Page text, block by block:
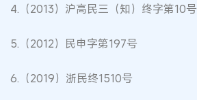
4.（2013）沪高民三（知）终字第10号
5.（2012）民申字第197号
6.（2019）浙民终1510号